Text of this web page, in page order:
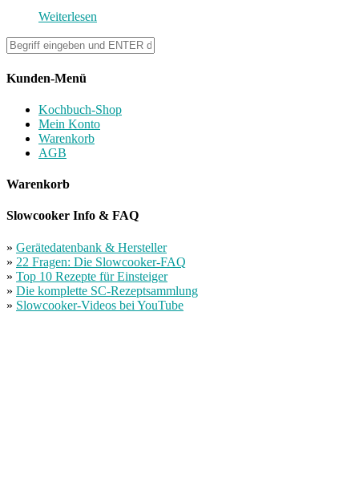
Weiterlesen
Kunden-Menü
Kochbuch-Shop
Mein Konto
Warenkorb
AGB
Warenkorb
Slowcooker Info & FAQ
» Gerätedatenbank & Hersteller
» 22 Fragen: Die Slowcooker-FAQ
» Top 10 Rezepte für Einsteiger
» Die komplette SC-Rezeptsammlung
» Slowcooker-Videos bei YouTube